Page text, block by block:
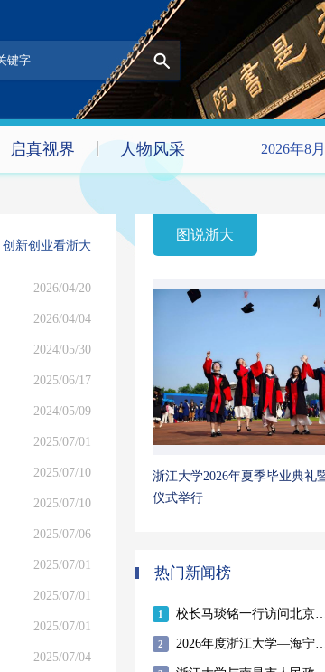
启真视界 人物风采 2026年8
创新创业看浙大
2026/04/20
2026/04/04
2024/05/30
2025/06/17
2024/05/09
2025/07/01
2025/07/10
2025/07/10
2025/07/06
2025/07/01
2025/07/01
2025/07/01
2025/07/04
图说浙大
浙江大学2026年夏季毕业典礼
仪式举行
热门新闻榜